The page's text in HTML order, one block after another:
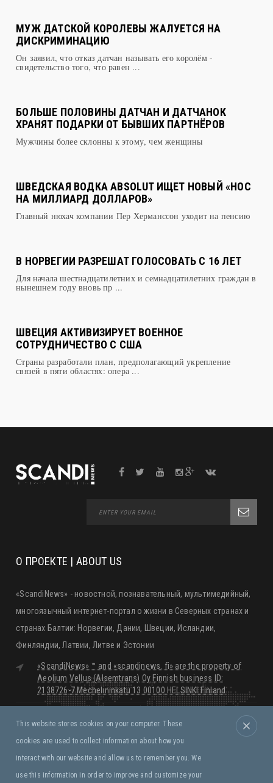
МУЖ ДАТСКОЙ КОРОЛЕВЫ ЖАЛУЕТСЯ НА
ДИСКРИМИНАЦИЮ
Он заявил, что отказ датчан называть его королём -
свидетельство того, что равен ...
БОЛЬШЕ ПОЛОВИНЫ ДАТЧАН И ДАТЧАНОК
ХРАНЯТ ПОДАРКИ ОТ БЫВШИХ ПАРТНЁРОВ
Мужчины более склонны к этому, чем женщины
ШВЕДСКАЯ ВОДКА ABSOLUT ИЩЕТ НОВЫЙ «НОС
НА МИЛЛИАРД ДОЛЛАРОВ»
Главный нюхач компании Пер Херманссон уходит на пенсию
В НОРВЕГИИ РАЗРЕШАТ ГОЛОСОВАТЬ С 16 ЛЕТ
Для начала шестнадцатилетних и семнадцатилетних граждан в
нынешнем году вновь пр ...
ШВЕЦИЯ АКТИВИЗИРУЕТ ВОЕННОЕ
СОТРУДНИЧЕСТВО С США
Страны разработали план, предполагающий укрепление
связей в пяти областях: опера ...
О ПРОЕКТЕ | ABOUT US
«ScandiNews» - новостной, познавательный, мультимедийный,
многоязычный интернет-портал о жизни в Северных странах и
странах Балтии: Норвегии, Дании, Швеции, Исландии,
Финляндии, Латвии, Литве и Эстонии
«ScandiNews» ™ and «scandinews. fi» are the property of
Aeolium Vellus (Alsemtrans) Oy Finnish business ID:
2138726-7 Mechelininkatu 13 00100 HELSINKI Finland
Monday - Friday:09:00 - 18:00
Saturday, Sunday:
Closed
Правила и условия
This website stores cookies on your computer. These
cookies are used to collect information about how you
interact with our website and allow us to remember you. We
use this information in order to improve and customize your